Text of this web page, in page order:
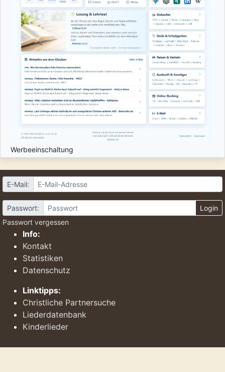
Werbeeinschaltung
E-Mail:
Passwort:
Login
Passwort vergessen
Info:
Kontakt
Statistiken
Datenschutz
Linktipps:
Christliche Partnersuche
Liederdatenbank
Kinderlieder